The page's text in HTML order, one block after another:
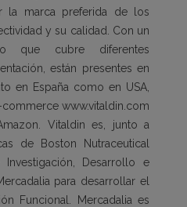
la marca preferida de los
y su calidad. Con un
que cubre diferentes
están presentes en
en España como en USA,
www.vitaldin.com
Vitaldin es, junto a
de Boston Nutraceutical
Desarrollo e
para desarrollar el
Funcional. Mercadalia es